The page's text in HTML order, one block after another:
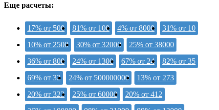
Еще расчеты:
17% от 500 81% от 100 4% от 8000
31% от 10
10% от 2500
30% от 32000
25% от 38000
36% от 800
24% от 1300 67% от 24
82% от 35
69% от 32
24% от 500000000
13% от 273
20% от 323
25% от 60000
20% от 412